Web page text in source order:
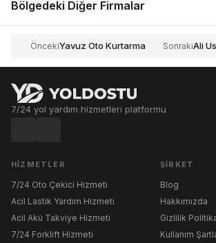
Bölgedeki Diğer Firmalar
ÖncekiYavuz Oto Kurtarma Sonraki
7/24 yol yardım hizmetleri platformu
HIZMETLER
7/24 Oto Çekici Hizmeti
Acil Lastik Yardım Hizmeti
Acil Akü Takviye Hizmeti
7/24 Forklift Hizmeti
ŞIRKET
Blog
Hakkımızda
Gizlilik
Kullanım